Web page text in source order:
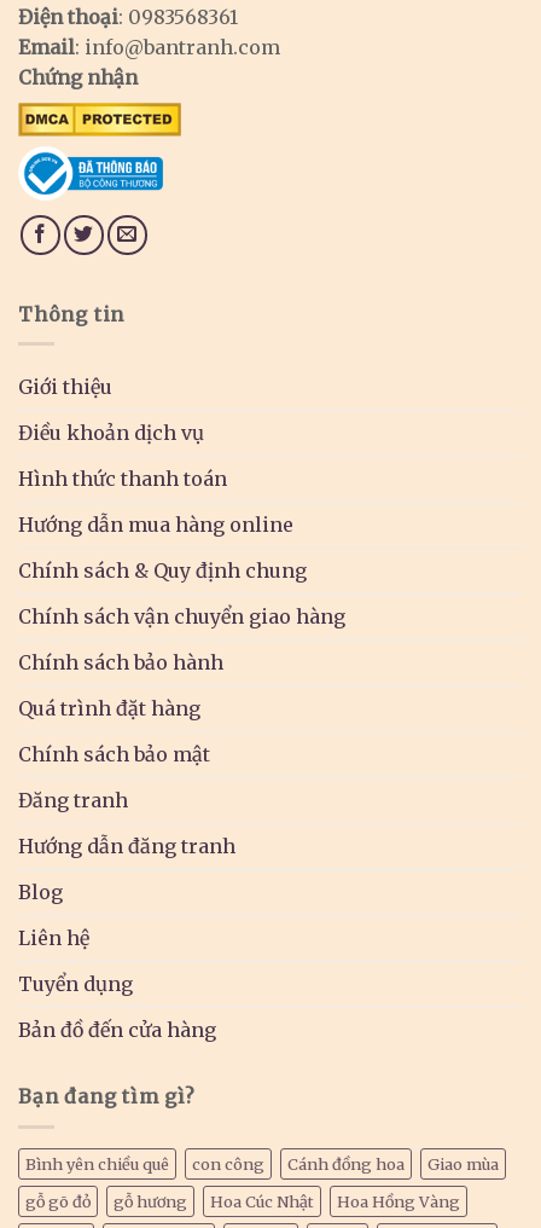
Điện thoại: 0983568361
Email: info@bantranh.com
Chứng nhận
Thông tin
Giới thiệu
Điều khoản dịch vụ
Hình thức thanh toán
Hướng dẫn mua hàng online
Chính sách & Quy định chung
Chính sách vận chuyển giao hàng
Chính sách bảo hành
Quá trình đặt hàng
Chính sách bảo mật
Đăng tranh
Hướng dẫn đăng tranh
Blog
Liên hệ
Tuyển dụng
Bản đồ đến cửa hàng
Bạn đang tìm gì?
Bình yên chiều quê con công Cánh đồng hoa
Giao mùa
gỗ gõ đỏ
gỗ hương Hoa Cúc Nhật
Hoa Hồng Vàng